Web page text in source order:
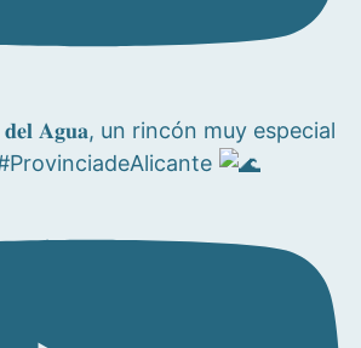
𝐝𝐞𝐥 𝐀𝐠𝐮𝐚, un rincón muy especial